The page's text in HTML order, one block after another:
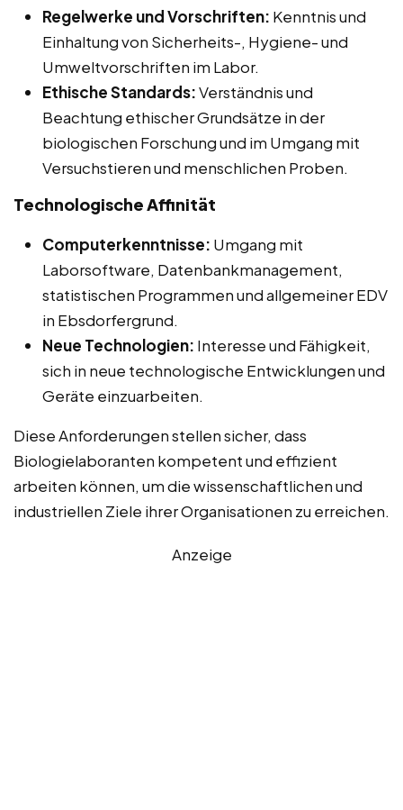
Regelwerke und Vorschriften: Kenntnis und
Einhaltung von Sicherheits-, Hygiene- und
Umweltvorschriften im Labor.
Ethische Standards:Verständnis und
Beachtung ethischer Grundsätze in der
biologischen Forschung und im Umgang mit
Versuchstieren und menschlichen Proben.
Technologische Affinität
Computerkenntnisse: Umgang mit
Laborsoftware, Datenbankmanagement,
statistischen Programmen und allgemeiner EDV
in Ebsdorfergrund.
Neue Technologien: Interesse und Fähigkeit,
sich in neue technologische Entwicklungen und
Geräte einzuarbeiten.
Diese Anforderungen stellen sicher, dass
Biologielaboranten kompetent und effizient
arbeiten können, um die wissenschaftlichen und
industriellen Ziele ihrer Organisationen zu erreichen.
Anzeige